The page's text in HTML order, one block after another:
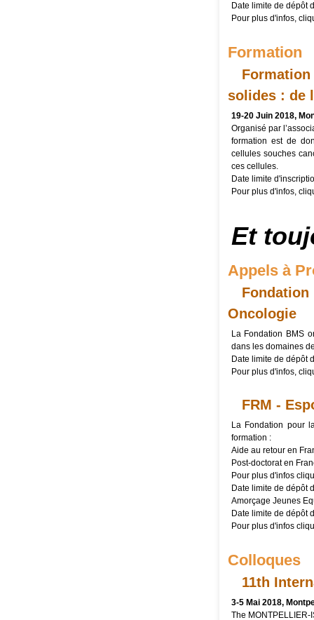
Date limite de dépôt
Pour plus d'infos,
Formation
Formation
solides : de
19-20 Juin 2018,
Organisé par
formation est de
cellules souches
ces cellules.
Date limite
Pour plus d'infos,
Et
Appels à
Fondation
Oncologie
La Fondation BMS
dans les domaines
Date limite de dépôt
Pour plus d'infos,
FRM -
La Fondation pour
formation :
Aide au retour en
Post-doctorat en
Pour plus d'infos
Date limite de dépôt
Amorçage Jeunes
Date limite de dépôt
Pour plus d'infos
Colloques
11th
3-5 Mai 2018,
The